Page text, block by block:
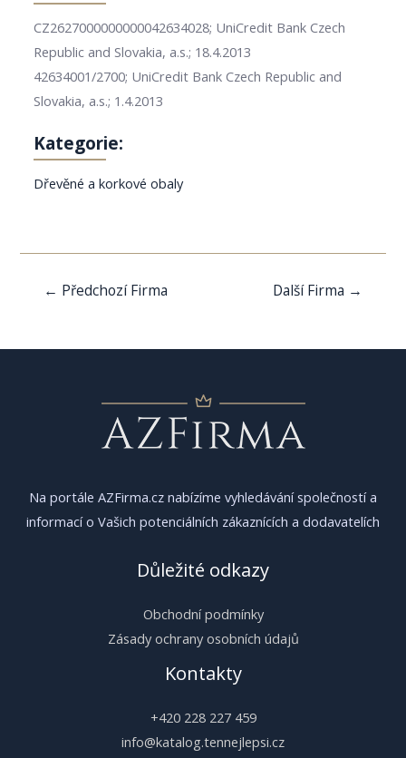
CZ2627000000000042634028; UniCredit Bank Czech
Republic and Slovakia, a.s.; 18.4.2013
42634001/2700; UniCredit Bank Czech Republic and
Slovakia, a.s.; 1.4.2013
Kategorie:
Dřevěné a korkové obaly
Navigace
← Předchozí Firma Další Firma →
Na portále AZFirma.cz nabízíme vyhledávání společností a
informací o Vašich potenciálních zákaznících a dodavatelích
Důležité odkazy
Obchodní podmínky
Zásady ochrany osobních údajů
Kontakty
+420 228 227 459
info@katalog.tennejlepsi.cz